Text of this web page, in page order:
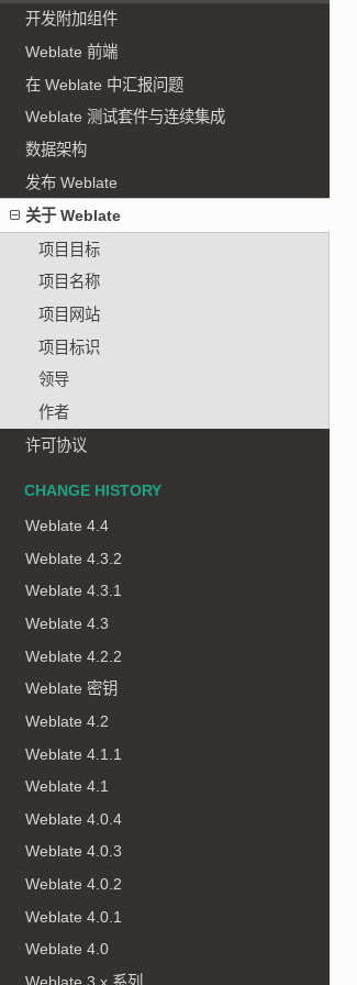
开发附加组件
Weblate 前端
在 Weblate 中汇报问题
Weblate 测试套件与连续集成
数据架构
发布 Weblate
关于 Weblate
项目目标
项目名称
项目网站
项目标识
领导
作者
许可协议
CHANGE HISTORY
Weblate 4.4
Weblate 4.3.2
Weblate 4.3.1
Weblate 4.3
Weblate 4.2.2
Weblate 密钥
Weblate 4.2
Weblate 4.1.1
Weblate 4.1
Weblate 4.0.4
Weblate 4.0.3
Weblate 4.0.2
Weblate 4.0.1
Weblate 4.0